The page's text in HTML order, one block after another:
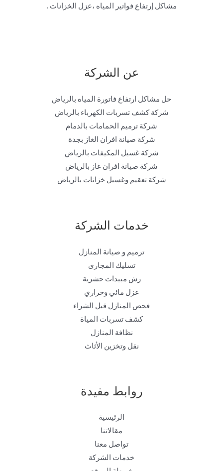
مشاكل إرتفاع فواتير المياه ،عزل الخزانات .
عن الشركة
حل مشاكل ارتفاع فاتورة المياه بالرياض
شركة كشف تسربات الكهرباء بالرياض
شركة ترميم الحمامات بالدمام
شركة صيانة افران الغاز بجدة
شركة غسيل المكيفات بالرياض
شركة صيانة افران غاز بالرياض
شركة تعقيم وغسيل خزانات بالرياض
خدمات الشركة
ترميم و صيانة المنازل
تسليك المجارى
رش مبيدات حشرية
عزل مائي وحراري
فحص المنازل قبل الشراء
كشف تسربات المياة
نظافة المنازل
نقل وتخزين الأثاث
روابط مفيدة
الرئيسية
مقالاتنا
تواصل معنا
خدمات الشركة